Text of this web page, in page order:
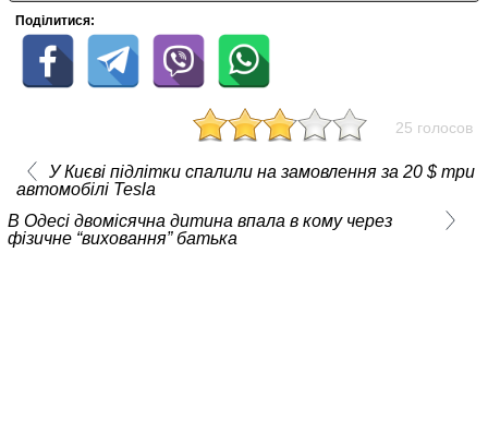
Поділитися:
25 голосов
У Києві підлітки спалили на замовлення за 20 $ три
автомобілі Tesla
В Одесі двомісячна дитина впала в кому через
фізичне “виховання” батька